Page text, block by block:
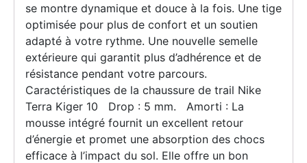
se montre dynamique et douce à la fois. Une tige
optimisée pour plus de confort et un soutien
adapté à votre rythme. Une nouvelle semelle
extérieure qui garantit plus d’adhérence et de
résistance pendant votre parcours.
Caractéristiques de la chaussure de trail Nike
Terra Kiger 10 Drop : 5 mm. Amorti : La
mousse intégré fournit un excellent retour
d’énergie et promet une absorption des chocs
efficace à l’impact du sol. Elle offre un bon